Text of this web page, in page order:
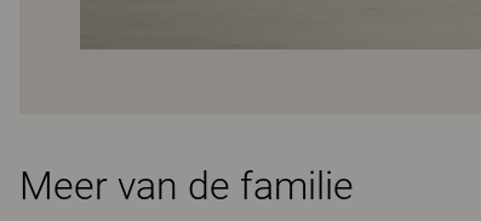
Meer van de familie